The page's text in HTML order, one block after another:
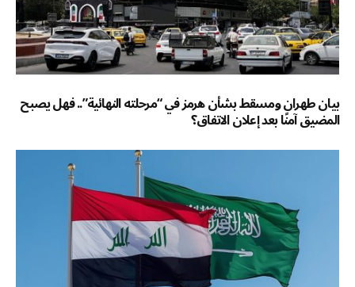
بيان طهران ومسقط بشأن هرمز في “مرحلته النهائية”.. فهل يصبح
المضيق آمنًا بعد إعلان الاتفاق؟